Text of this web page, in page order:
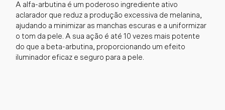
A alfa-arbutina é um poderoso ingrediente ativo
aclarador que reduz a produção excessiva de melanina,
ajudando a minimizar as manchas escuras e a uniformizar
o tom da pele. A sua ação é até 10 vezes mais potente
do que a beta-arbutina, proporcionando um efeito
iluminador eficaz e seguro para a pele.